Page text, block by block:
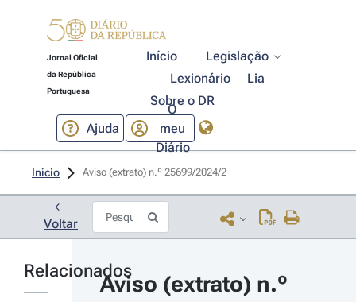
Jornal Oficial
da República
Portuguesa
Início
Legislação
Lexionário
Lia
Sobre o DR
Ajuda
O
meu
Diário
Início Aviso (extrato) n.º 25699/2024/2
Voltar
Relacionados
Aviso (extrato) n.º